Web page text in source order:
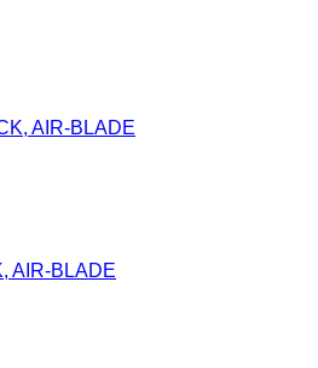
AIR-BLADE